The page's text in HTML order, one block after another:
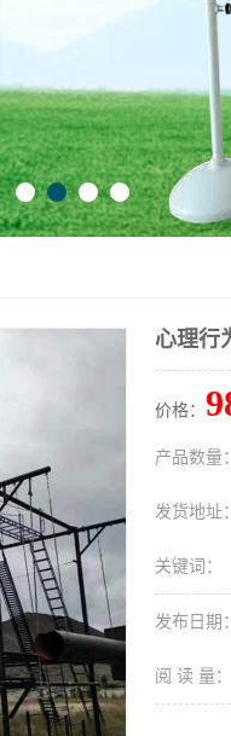
心理行
价格：
产品数量：
发货地址：
关键词：
发布日期：
阅 读 量：